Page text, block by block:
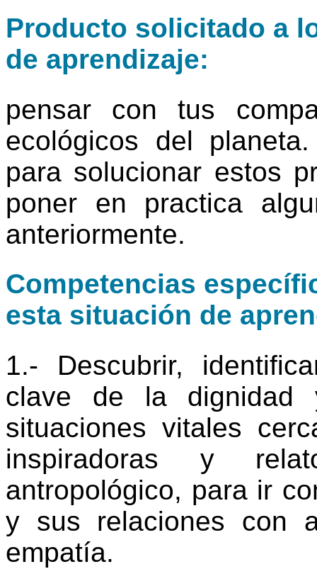
Producto solicitado a
de aprendizaje:
pensar con tus
ecológicos del
para solucionar estos
poner en practica
anteriormente.
Competencias
esta situación de
1.- Descubrir,
clave de la dignidad
situaciones vitales
inspiradoras y
antropológico, para ir
y sus relaciones con
empatía.